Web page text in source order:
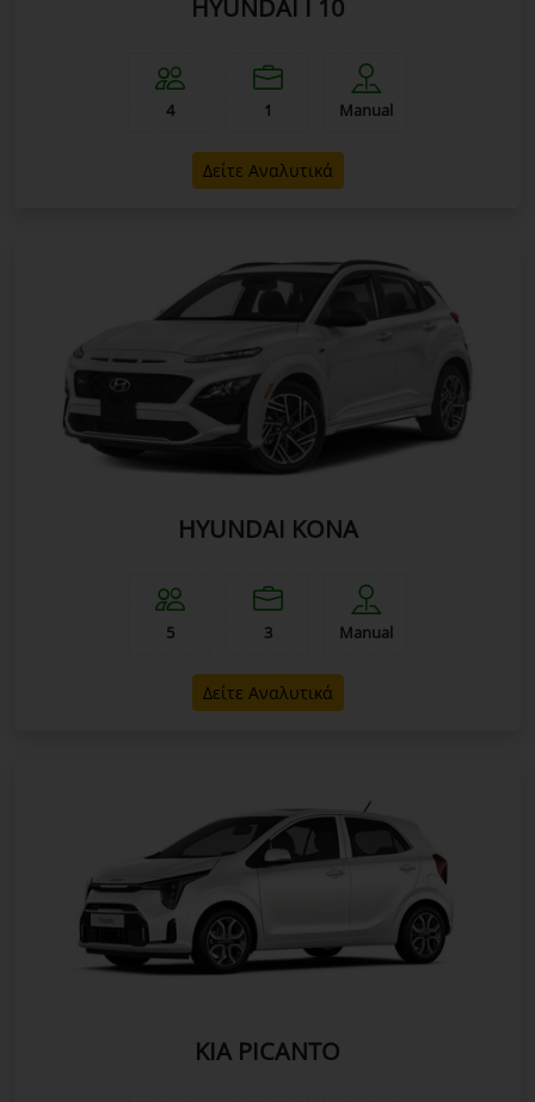
HYUNDAI I 10
4 1 Manual
Δείτε Αναλυτικά
HYUNDAI KONA
5 3 Manual
Δείτε Αναλυτικά
KIA PICANTO